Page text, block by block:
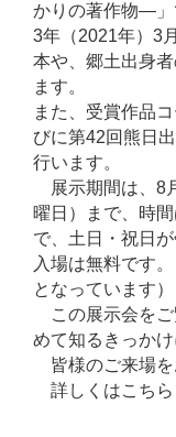
かりの著作物―」
3年（2021年）3
本や、郷土出身
ます。
また、受賞作品
びに第42回熊日
行います。
展示期間は、8月
曜日）まで、時
で、土日・祝日
入場は無料です
となっています）
この展示会をご
めて知るきっか
皆様のご来場を
詳しくはこち